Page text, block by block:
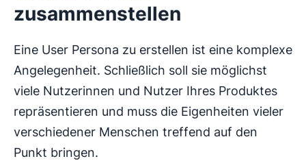
zusammenstellen
Eine User Persona zu erstellen ist eine komplexe
Angelegenheit. Schließlich soll sie möglichst
viele Nutzerinnen und Nutzer Ihres Produktes
repräsentieren und muss die Eigenheiten vieler
verschiedener Menschen treffend auf den
Punkt bringen.